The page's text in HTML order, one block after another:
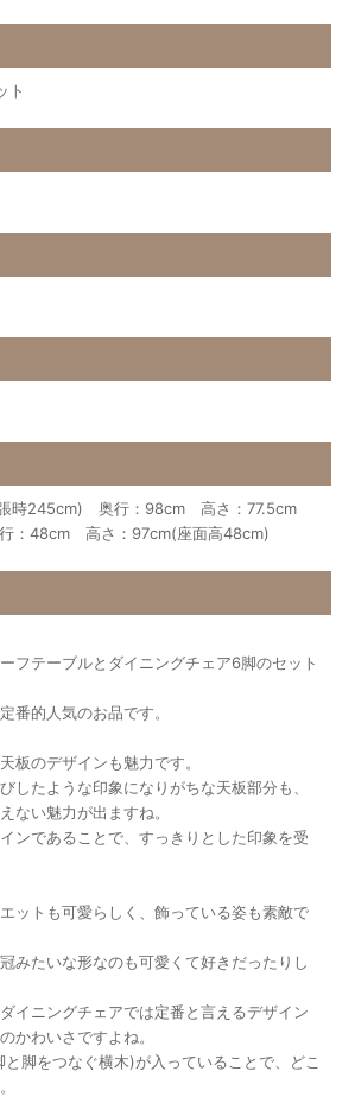
ト
時245cm) 奥行：98cm 高さ：77.5cm
：48cm 高さ：97cm(座面高48cm)
フテーブルとダイニングチェア6脚のセット
番的人気のお品です。
板のデザインも魅力です。
したような印象になりがちな天板部分も、
ない魅力が出ますね。
ンであることで、すっきりとした印象を受
ットも可愛らしく、飾っている姿も素敵で
みたいな形なのも可愛くて好きだったりし
イニングチェアでは定番と言えるデザイン
かわいさですよね。
脚をつなぐ横木)が入っていることで、どこ